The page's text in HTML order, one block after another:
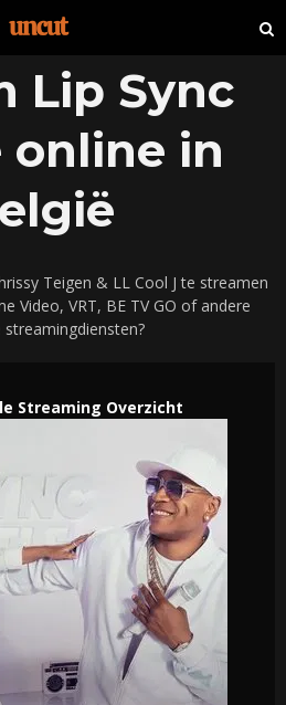
Lip Sync
online in
Teigen & LL Cool J te streamen
Video, VRT, BE TV GO of andere
streamingdiensten?
Streaming Overzicht